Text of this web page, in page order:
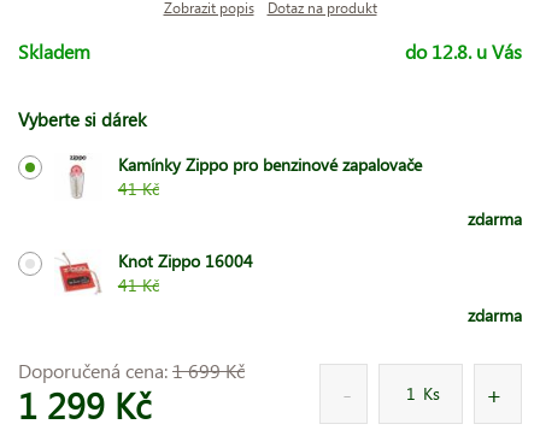
Zobrazit popis Dotaz na produkt
Skladem do 12.8. u Vás
Vyberte si dárek
Kamínky Zippo pro benzinové zapalovače
41 Kč
zdarma
Knot Zippo 16004
41 Kč
zdarma
Doporučená cena:1 699 Kč
1 299 Kč Ks